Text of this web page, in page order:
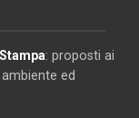
: proposti ai
ed